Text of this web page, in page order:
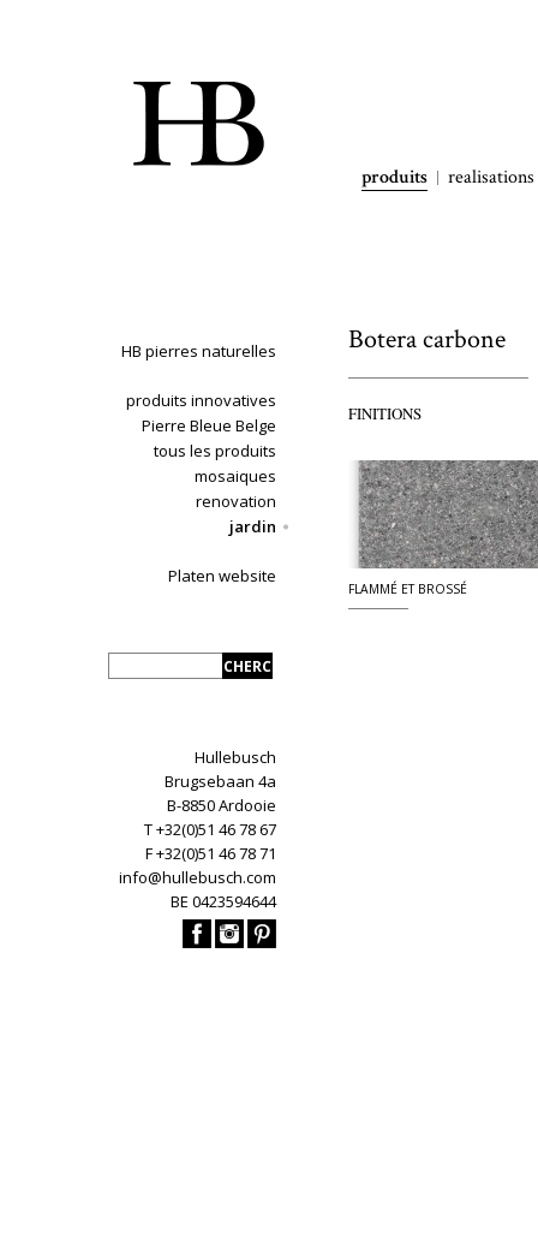
produits realisations
HB pierres naturelles
produits innovatives
Pierre Bleue Belge
tous les produits
mosaiques
renovation
jardin
Platen website
Hullebusch
Brugsebaan 4a
B-8850 Ardooie
T +32(0)51 46 78 67
F +32(0)51 46 78 71
info@hullebusch.com
BE 0423594644
Botera carbone
FINITIONS
FLAMMÉ ET BROSSÉ